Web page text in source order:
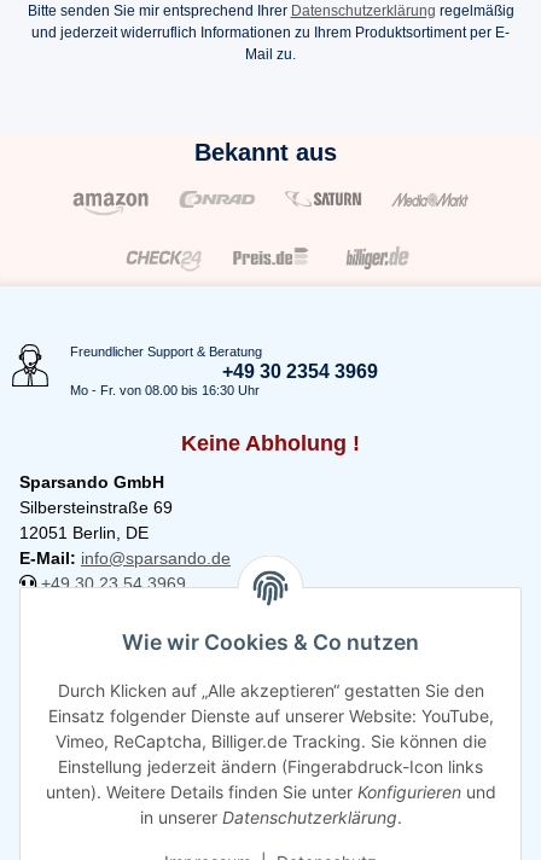
Bitte senden Sie mir entsprechend Ihrer Datenschutzerklärung regelmäßig
und jederzeit widerruflich Informationen zu Ihrem Produktsortiment per E-
Mail zu.
Bekannt aus
Freundlicher Support & Beratung
+49 30 2354 3969
Mo - Fr. von 08.00 bis 16:30 Uhr
Keine Abholung !
Sparsando GmbH
Silbersteinstraße 69
12051 Berlin, DE
E-Mail: info@sparsando.de
+49 30 23 54 3969
Informationen
Rechtliches
Wie wir Cookies & Co nutzen
Durch Klicken auf „Alle akzeptieren“ gestatten Sie den
Einsatz folgender Dienste auf unserer Website: YouTube,
Vimeo, ReCaptcha, Billiger.de Tracking. Sie können die
Einstellung jederzeit ändern (Fingerabdruck-Icon links
unten). Weitere Details finden Sie unter Konfigurierenund
in unserer Datenschutzerklärung.